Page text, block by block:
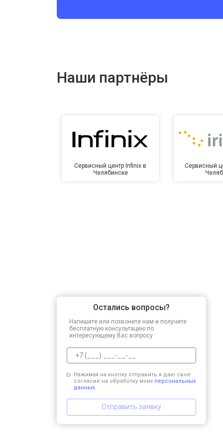
Наши партнёры
Сервисный центр Infinix в
Челябинске
Сервисный
Остались вопросы?
Напишите или позвоните нам и получите
бесплатную консультацию по
интересующему Вас вопросу.
Нажимая на кнопку отправить я даю свое
согласие на обработку моих персональных
данных.
Отправить заявку